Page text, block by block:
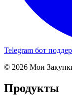
Telegram бот
© 2026 Мои
Продукты